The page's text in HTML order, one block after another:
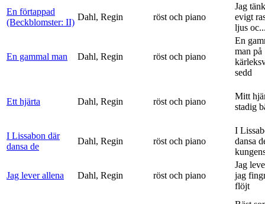
En förtappad
(Beckblomster: II)
Dahl, Regin röst och piano
Jag
evigt
ljus
En gammal man Dahl, Regin röst och piano
En
man på
sedd
Ett hjärta Dahl, Regin röst och piano
Mitt
stadig
I Lissabon där
dansa de
Dahl, Regin röst och piano
I
dansa
Jag lever allena Dahl, Regin röst och piano
Jag
jag
flöjt